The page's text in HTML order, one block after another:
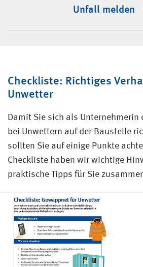
Unfall melden
Checkliste: Richtiges
Unwetter
Damit Sie sich als Unternehmerin
bei Unwettern auf der Baustelle
sollten Sie auf einige Punkte
Checkliste haben wir wichtige
praktische Tipps für Sie